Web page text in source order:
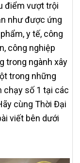
điểm vượt trội
như được ứng
y tế, công
công nghiệp
trong ngành xây
trong những
chạy số 1 tại các
cùng Thời Đại
viết bên dưới